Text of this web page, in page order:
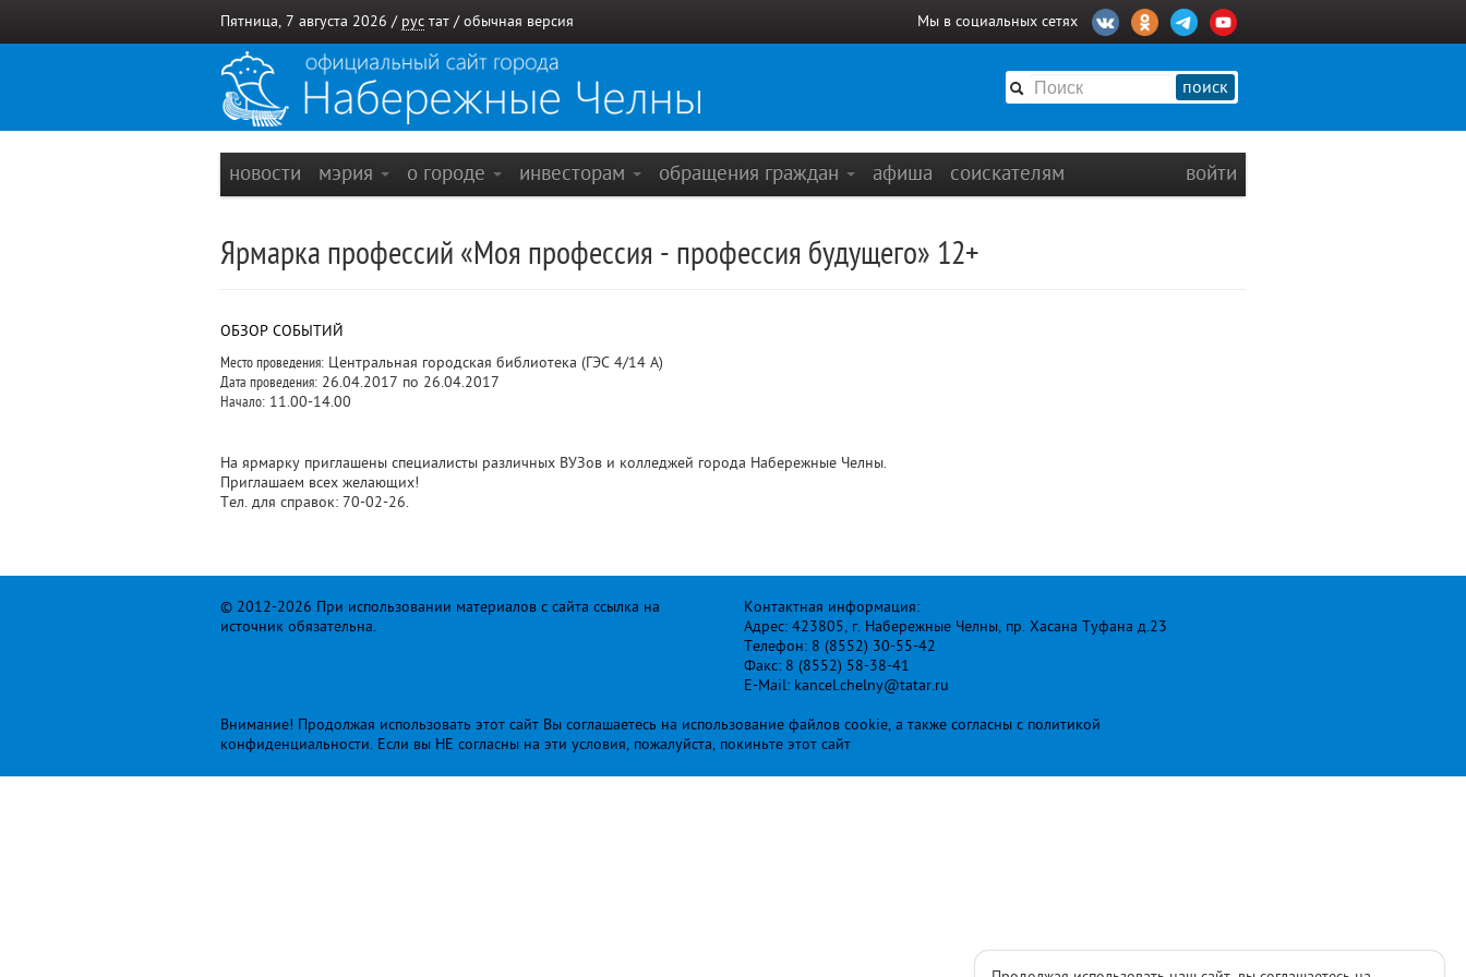
Пятница, 7 августа 2026 / рус тат / обычная версия Мы в социальных сетях
поиск
новости мэрия о городе инвесторам обращения граждан афиша соискателям войти
Ярмарка профессий «Моя профессия - профессия будущего» 12+
ОБЗОР СОБЫТИЙ
Место проведения: Центральная городская библиотека (ГЭС 4/14 А)
Дата проведения: 26.04.2017 по 26.04.2017
Начало: 11.00-14.00
На ярмарку приглашены специалисты различных ВУЗов и колледжей города Набережные Челны.
Приглашаем всех желающих!
Тел. для справок: 70-02-26.
© 2012-2026 При использовании материалов с сайта ссылка на
источник обязательна.
Контактная информация:
Адрес: 423805, г. Набережные Челны, пр. Хасана Туфана д.23
Телефон: 8 (8552) 30-55-42
Факс: 8 (8552) 58-38-41
E-Mail: kancel.chelny@tatar.ru
Внимание! Продолжая использовать этот сайт Вы соглашаетесь на использование файлов cookie, а также согласны с политикой
конфиденциальности. Если вы НЕ согласны на эти условия, пожалуйста, покиньте этот сайт